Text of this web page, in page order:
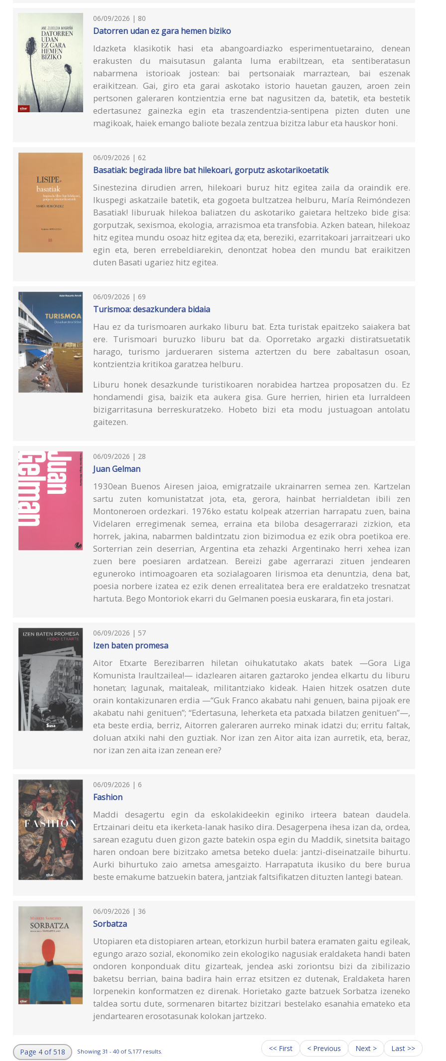
06/09/2026 | 80
Datorren udan ez gara hemen biziko
Idazketa klasikotik hasi eta abangoardiazko esperimentuetaraino, denean
erakusten du maisutasun galanta luma erabiltzean, eta sentiberatasun
nabarmena istorioak jostean: bai pertsonaiak marraztean, bai eszenak
eraikitzean. Gai, giro eta garai askotako istorio hauetan gauzen, aroen zein
pertsonen galeraren kontzientzia erne bat nagusitzen da, batetik, eta bestetik
edertasunez gainezka egin eta traszendentzia-sentipena pizten duten une
magikoak, haiek emango baliote bezala zentzua bizitza labur eta hauskor honi.
06/09/2026 | 62
Basatiak: begirada libre bat hilekoari, gorputz askotarikoetatik
Sinestezina dirudien arren, hilekoari buruz hitz egitea zaila da oraindik ere.
Ikuspegi askatzaile batetik, eta gogoeta bultzatzea helburu, María Reimóndezen
Basatiak! liburuak hilekoa baliatzen du askotariko gaietara heltzeko bide gisa:
gorputzak, sexismoa, ekologia, arrazismoa eta transfobia. Azken batean, hilekoaz
hitz egitea mundu osoaz hitz egitea da; eta, bereziki, ezarritakoari jarraitzeari uko
egin eta, beren errebeldiarekin, denontzat hobea den mundu bat eraikitzen
duten Basati ugariez hitz egitea.
06/09/2026 | 69
Turismoa: desazkundera bidaia
Hau ez da turismoaren aurkako liburu bat. Ezta turistak epaitzeko saiakera bat
ere. Turismoari buruzko liburu bat da. Oporretako argazki distiratsuetatik
harago, turismo jardueraren sistema aztertzen du bere zabaltasun osoan,
kontzientzia kritikoa garatzea helburu.
Liburu honek desazkunde turistikoaren norabidea hartzea proposatzen du. Ez
hondamendi gisa, baizik eta aukera gisa. Gure herrien, hirien eta lurraldeen
bizigarritasuna berreskuratzeko. Hobeto bizi eta modu justuagoan antolatu
gaitezen.
06/09/2026 | 28
Juan Gelman
1930ean Buenos Airesen jaioa, emigratzaile ukrainarren semea zen. Kartzelan
sartu zuten komunistatzat jota, eta, gerora, hainbat herrialdetan ibili zen
Montoneroen ordezkari. 1976ko estatu kolpeak atzerrian harrapatu zuen, baina
Videlaren erregimenak semea, erraina eta biloba desagerrarazi zizkion, eta
horrek, jakina, nabarmen baldintzatu zion bizimodua ez ezik obra poetikoa ere.
Sorterrian zein deserrian, Argentina eta zehazki Argentinako herri xehea izan
zuen bere poesiaren ardatzean. Bereizi gabe agerrarazi zituen jendearen
eguneroko intimoagoaren eta sozialagoaren lirismoa eta denuntzia, dena bat,
poesia norbere izatea ez ezik denen errealitatea bera ere eraldatzeko tresnatzat
hartuta. Bego Montoriok ekarri du Gelmanen poesia euskarara, fin eta jostari.
06/09/2026 | 57
Izen baten promesa
Aitor Etxarte Berezibarren hiletan oihukatutako akats batek —Gora Liga
Komunista Iraultzailea!— idazlearen aitaren gaztaroko jendea elkartu du liburu
honetan; lagunak, maitaleak, militantziako kideak. Haien hitzek osatzen dute
orain kontakizunaren erdia —“Guk Franco akabatu nahi genuen, baina pijoak ere
akabatu nahi genituen”; “Edertasuna, leherketa eta patxada bilatzen genituen”—,
eta beste erdia, berriz, Aitorren galeraren aurreko minak idatzi du; erritu faltak,
doluan atxiki nahi den guztiak. Nor izan zen Aitor aita izan aurretik, eta, beraz,
nor izan zen aita izan zenean ere?
06/09/2026 | 6
Fashion
Maddi desagertu egin da eskolakideekin eginiko irteera batean daudela.
Ertzainari deitu eta ikerketa-lanak hasiko dira. Desagerpena ihesa izan da, ordea,
sarean ezagutu duen gizon gazte batekin ospa egin du Maddik, sinetsita baitago
haren ondoan bere bizitzako ametsa beteko duela: jantzi-diseinatzaile bihurtu.
Aurki bihurtuko zaio ametsa amesgaizto. Harrapatuta ikusiko du bere burua
beste emakume batzuekin batera, jantziak faltsifikatzen dituzten lantegi batean.
06/09/2026 | 36
Sorbatza
Utopiaren eta distopiaren artean, etorkizun hurbil batera eramaten gaitu egileak,
egungo arazo sozial, ekonomiko zein ekologiko nagusiak eraldaketa handi baten
ondoren konponduak ditu gizarteak, jendea aski zoriontsu bizi da zibilizazio
baketsu berrian, baina badira hain erraz etsitzen ez dutenak, Eraldaketa haren
lorpenekin konformatzen ez direnak. Horietako gazte batzuek Sorbatza izeneko
taldea sortu dute, sormenaren bitartez bizitzari bestelako esanahia emateko eta
jendartearen erosotasunak kolokan jartzeko.
Page 4 of 518 Showing 31 - 40 of 5,177 results. << First < Previous Next > Last >>